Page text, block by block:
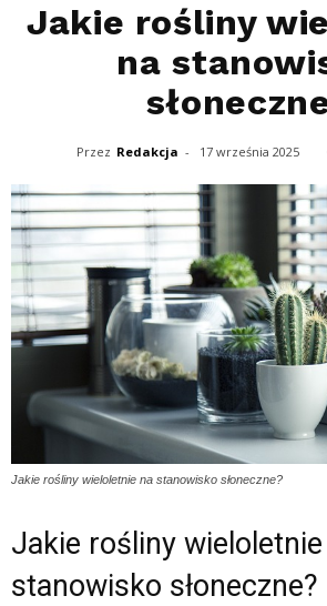
Jakie rośliny
na
Przez Redakcja - 17 września 2025
Jakie rośliny wieloletnie na stanowisko słoneczne?
Jakie rośliny
stanowisko słoneczne?